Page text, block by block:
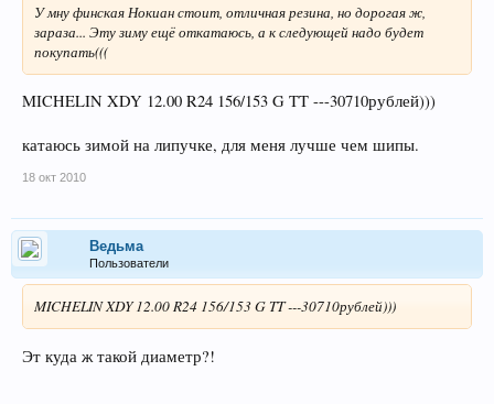
У мну финская Нокиан стоит, отличная резина, но дорогая ж,
зараза... Эту зиму ещё откатаюсь, а к следующей надо будет
покупать(((
MICHELIN XDY 12.00 R24 156/153 G TT ---30710рублей)))
катаюсь зимой на липучке, для меня лучше чем шипы.
18 окт 2010
Ведьма
Пользователи
MICHELIN XDY 12.00 R24 156/153 G TT ---30710рублей)))
Эт куда ж такой диаметр?!